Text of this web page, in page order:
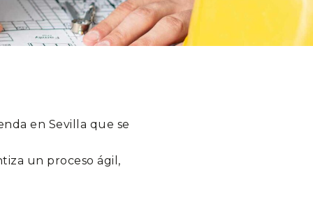
en Sevilla que se
un proceso ágil,